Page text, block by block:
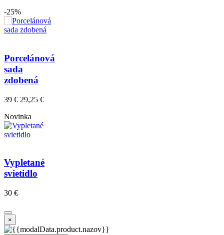
-25%
Porcelánová
sada
zdobená
39 € 29,25 €
Novinka
Vypletané
svietidlo
30 €
×